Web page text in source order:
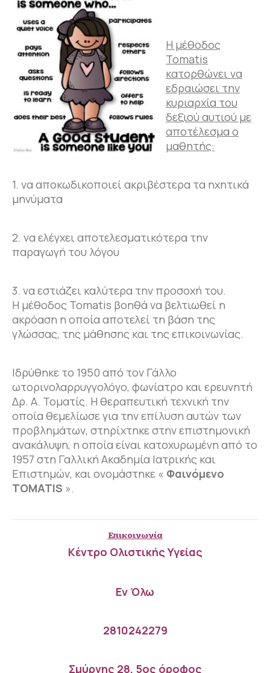
Η μέθοδος
Tomatis
κατορθώνει να
εδραιώσει την
κυριαρχία του
δεξιού αυτιού με
αποτέλεσμα ο
μαθητής:
1. να αποκωδικοποιεί ακριβέστερα τα ηχητικά
μηνύματα
2. να ελέγχει αποτελεσματικότερα την
παραγωγή του λόγου
3. να εστιάζει καλύτερα την προσοχή του.
Η μέθοδος Tomatis βοηθά να βελτιωθεί η
ακρόαση η οποία αποτελεί τη βάση της
γλώσσας, της μάθησης και της επικοινωνίας.
Ιδρύθηκε το 1950 από τον Γάλλο
ωτορινολαρρυγγολόγο, φωνίατρο και ερευνητή
Δρ. Α. Τοματίς. Η θεραπευτική τεχνική την
οποία θεμελίωσε για την επίλυση αυτών των
προβλημάτων, στηρίχτηκε στην επιστημονική
ανακάλυψη, η οποία είναι κατοχυρωμένη από το
1957 στη Γαλλική Ακαδημία Ιατρικής και
Επιστημών, και ονομάστηκε « Φαινόμενο
TOMATIS ».
Επικοινωνία
Κέντρο Ολιστικής Υγείας
Εν Όλω
2810242279
Σμύρνης 28, 5ος όροφος